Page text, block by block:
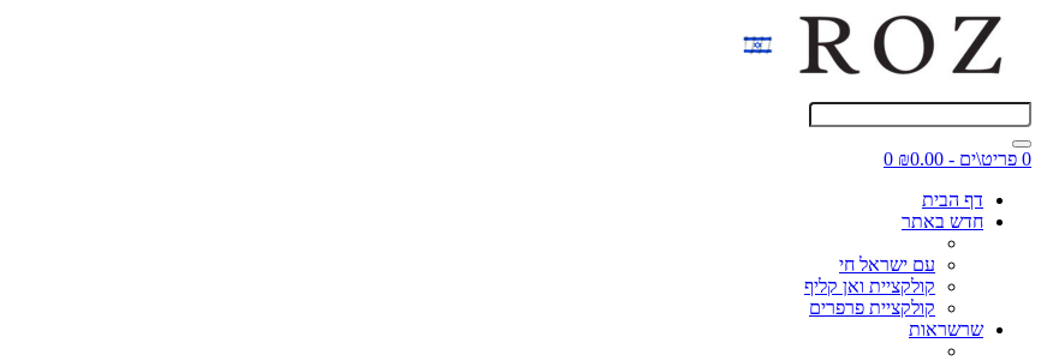
0 פריט\ים - ₪0.00
0
דף הבית
חדש באתר
עם ישראל חי
קולקציית ואן קליף
קולקציית פרפרים
שרשראות